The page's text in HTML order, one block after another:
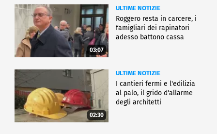
03:07
ULTIME NOTIZIE
Roggero resta in carcere, i
famigliari dei rapinatori
adesso battono cassa
02:30
ULTIME NOTIZIE
I cantieri fermi e l'edilizia
al palo, il grido d'allarme
degli architetti